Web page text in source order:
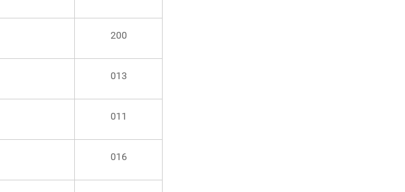
200
013
011
016